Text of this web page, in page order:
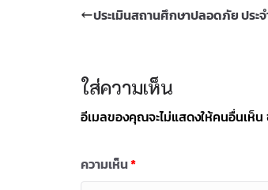
ประเมินสถานศึกษาปลอดภัย ประจ
ใส่ความเห็น
อีเมลของคุณจะไม่แสดงให้คนอื่นเห็น
ความเห็น*